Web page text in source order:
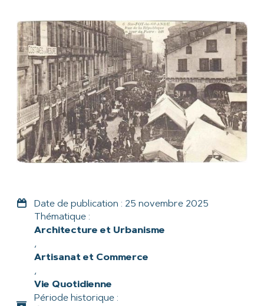
Date de publication : 25 novembre 2025
Thématique :
Architecture et Urbanisme
,
Artisanat et Commerce
,
Vie Quotidienne
Période historique :